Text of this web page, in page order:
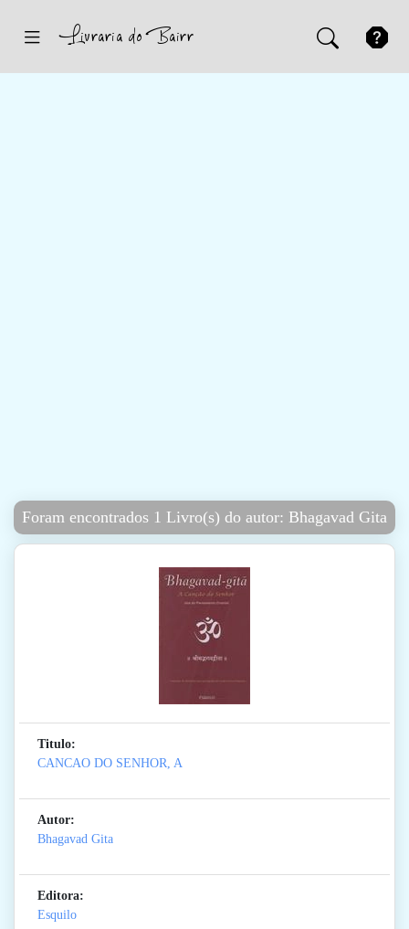
Foram encontrados 1 Livro(s) do autor: Bhagavad Gita
Titulo:
CANCAO DO SENHOR, A
Autor:
Bhagavad Gita
Editora:
Esquilo